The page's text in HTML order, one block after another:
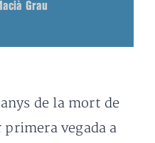
Grau
de la mort de
primera vegada a